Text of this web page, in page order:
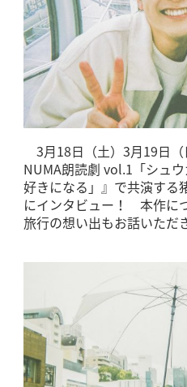
3月18日（土）3月19日
NUMA朗読劇 vol.1「シュ
好きになる」』で共演する
にインタビュー！ 本作に
旅行の想い出もお話いただ